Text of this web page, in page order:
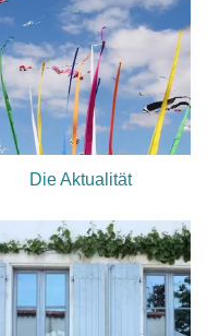
Die Aktualität